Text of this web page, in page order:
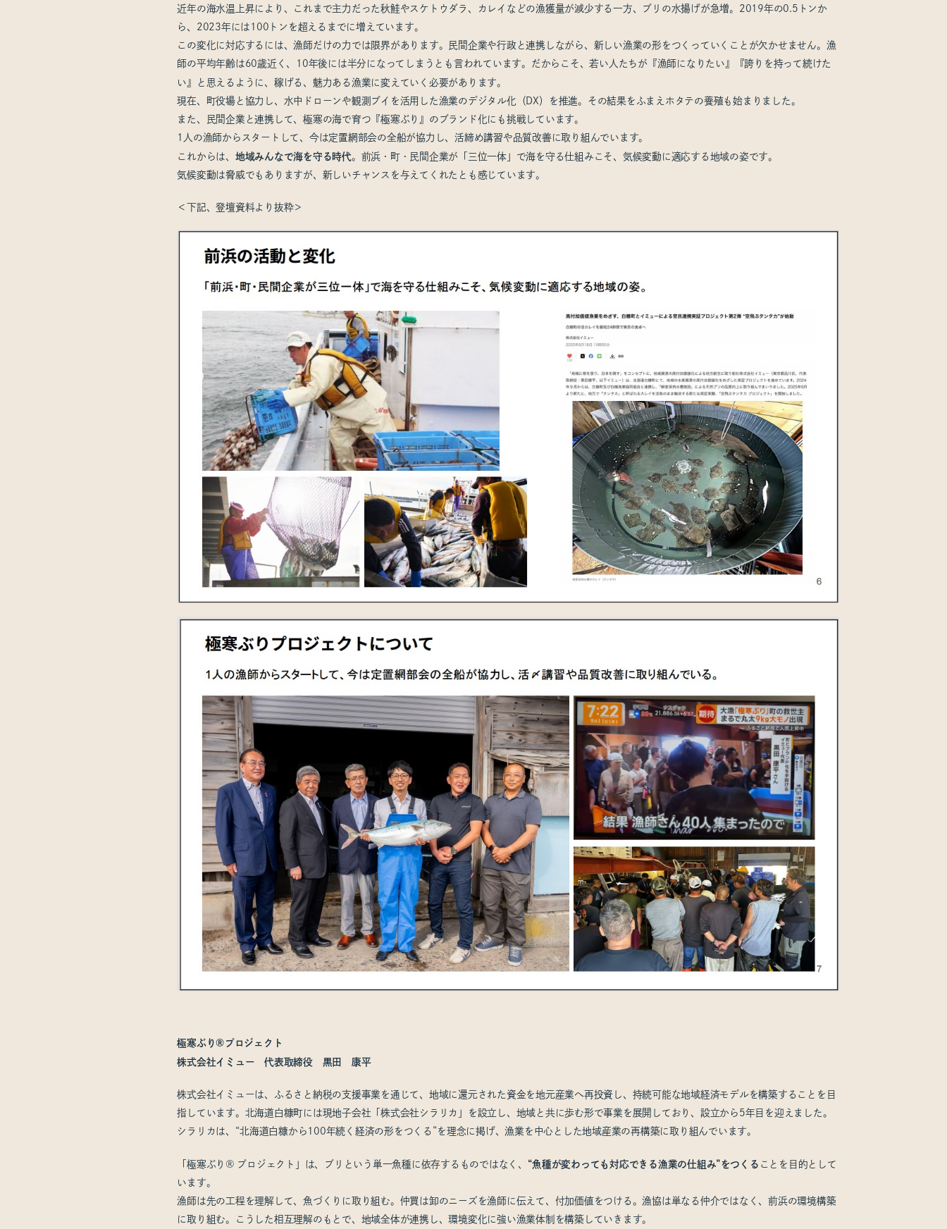
近年の海水温上昇により、これまで主力だった秋鮭やスケトウダラ、カレイなどの漁獲量が減少する一方、ブリの水揚げが急増。2019年の0.5トンか
ら、2023年には100トンを超えるまでに増えています。
この変化に対応するには、漁師だけの力では限界があります。民間企業や行政と連携しながら、新しい漁業の形をつくっていくことが欠かせません。漁
師の平均年齢は60歳近く、10年後には半分になってしまうとも言われています。だからこそ、若い人たちが『漁師になりたい』『誇りを持って続けた
い』と思えるように、稼げる、魅力ある漁業に変えていく必要があります。
現在、町役場と協力し、水中ドローンや観測ブイを活用した漁業のデジタル化（DX）を推進。その結果をふまえホタテの養殖も始まりました。
また、民間企業と連携して、極寒の海で育つ『極寒ぶり』のブランド化にも挑戦しています。
1人の漁師からスタートして、今は定置網部会の全船が協力し、活締め講習や品質改善に取り組んでいます。
これからは、 地域みんなで海を守る時代。前浜・町・民間企業が「三位一体」で海を守る仕組みこそ、気候変動に適応する地域の姿です。
気候変動は脅威でもありますが、新しいチャンスを与えてくれたとも感じています。
＜下記、登壇資料より抜粋＞
極寒ぶり®プロジェクト
株式会社イミュー 代表取締役 黒田 康平
株式会社イミューは、ふるさと納税の支援事業を通じて、地域に還元された資金を地元産業へ再投資し、持続可能な地域経済モデルを構築することを目
指しています。北海道白糠町には現地子会社「株式会社シラリカ」を設立し、地域と共に歩む形で事業を展開しており、設立から5年目を迎えました。
シラリカは、“北海道白糠から100年続く経済の形をつくる”を理念に掲げ、漁業を中心とした地域産業の再構築に取り組んでいます。
「極寒ぶり® プロジェクト」は、ブリという単一魚種に依存するものではなく、 “魚種が変わっても対応できる漁業の仕組み”をつくる ことを目的として
います。
漁師は先の工程を理解して、魚づくりに取り組む。仲買は卸のニーズを漁師に伝えて、付加価値をつける。漁協は単なる仲介ではなく、前浜の環境構築
に取り組む。こうした相互理解のもとで、地域全体が連携し、環境変化に強い漁業体制を構築していきます。